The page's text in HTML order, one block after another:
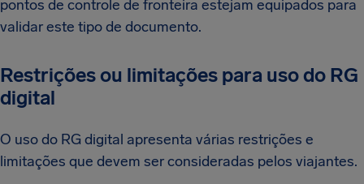
pontos de controle de fronteira estejam equipados para
validar este tipo de documento.
Restrições ou limitações para uso do RG
digital
O uso do RG digital apresenta várias restrições e
limitações que devem ser consideradas pelos viajantes.